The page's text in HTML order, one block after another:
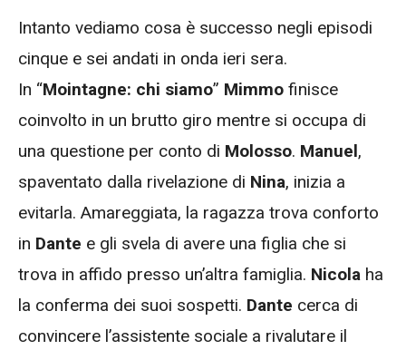
Intanto vediamo cosa è successo negli episodi
cinque e sei andati in onda ieri sera.
In “Mointagne: chi siamo” Mimmo finisce
coinvolto in un brutto giro mentre si occupa di
una questione per conto di Molosso. Manuel,
spaventato dalla rivelazione di Nina, inizia a
evitarla. Amareggiata, la ragazza trova conforto
in Dante e gli svela di avere una figlia che si
trova in affido presso un’altra famiglia. Nicola ha
la conferma dei suoi sospetti. Dante cerca di
convincere l’assistente sociale a rivalutare il